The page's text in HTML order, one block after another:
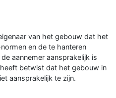
van het gebouw dat het
en de te hanteren
aannemer aansprakelijk is
betwist dat het gebouw in
aansprakelijk te zijn.